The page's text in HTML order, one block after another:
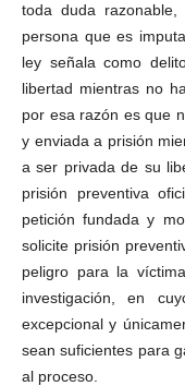
toda duda
persona que es
ley señala como
libertad mientras no
por esa razón es que
y enviada a prisión
a ser privada de su
prisión preventiva
petición fundada y
solicite prisión
peligro para la
investigación, en
excepcional y
sean suficientes para
al proceso.